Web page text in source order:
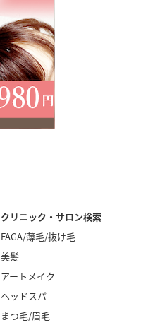
クリニック・サロン検索
FAGA/薄毛/抜け毛
美髪
アートメイク
ヘッドスパ
まつ毛/眉毛